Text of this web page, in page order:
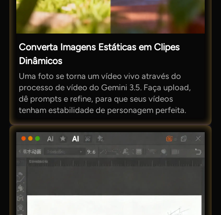
Converta Imagens Estáticas em Clipes
Dinâmicos
Uma foto se torna um vídeo vivo através do
processo de vídeo do Gemini 3.5. Faça upload,
dê prompts e refine, para que seus vídeos
tenham estabilidade de personagem perfeita.